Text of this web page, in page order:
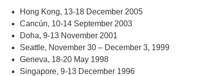
Hong Kong, 13-18 December 2005
Cancún, 10-14 September 2003
Doha, 9-13 November 2001
Seattle, November 30 – December 3, 1999
Geneva, 18-20 May 1998
Singapore, 9-13 December 1996